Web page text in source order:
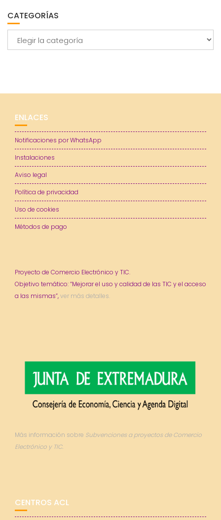
CATEGORÍAS
ENLACES
Notificaciones por WhatsApp
Instalaciones
Aviso legal
Política de privacidad
Uso de cookies
Métodos de pago
Proyecto de Comercio Electrónico y TIC.
Objetivo temático: “Mejorar el uso y calidad de las TIC y el acceso
a las mismas”,ver más detalles.
Más información sobre Subvenciones a proyectos de Comercio
Electrónico y TIC.
CENTROS ACL